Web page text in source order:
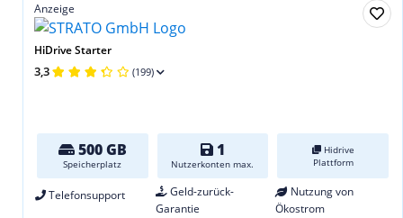
Anzeige
HiDrive Starter
3,3 (199)
500 GB
Speicherplatz
1
Nutzerkonten max.
Hidrive
Plattform
Telefonsupport
Geld-zurück-
Garantie
Nutzung von
Ökostrom